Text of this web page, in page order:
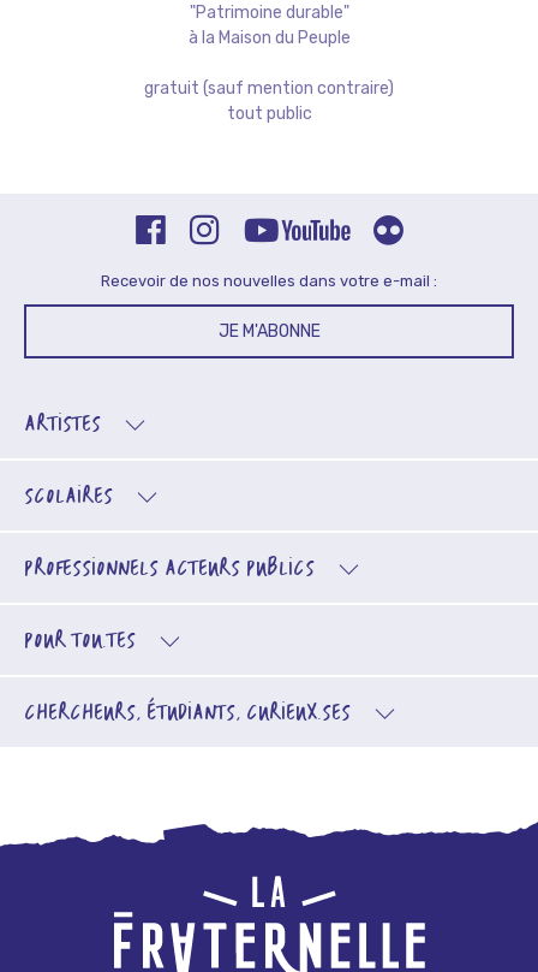
"Patrimoine durable"
à la Maison du Peuple
gratuit (sauf mention contraire)
tout public
Recevoir de nos nouvelles dans votre e-mail :
JE M'ABONNE
ARTISTES
SCOLAIRES
PROFESSIONNELS ACTEURS PUBLICS
POUR TOU.TES
CHERCHEURS, ÉTUDIANTS, CURIEUX.SES